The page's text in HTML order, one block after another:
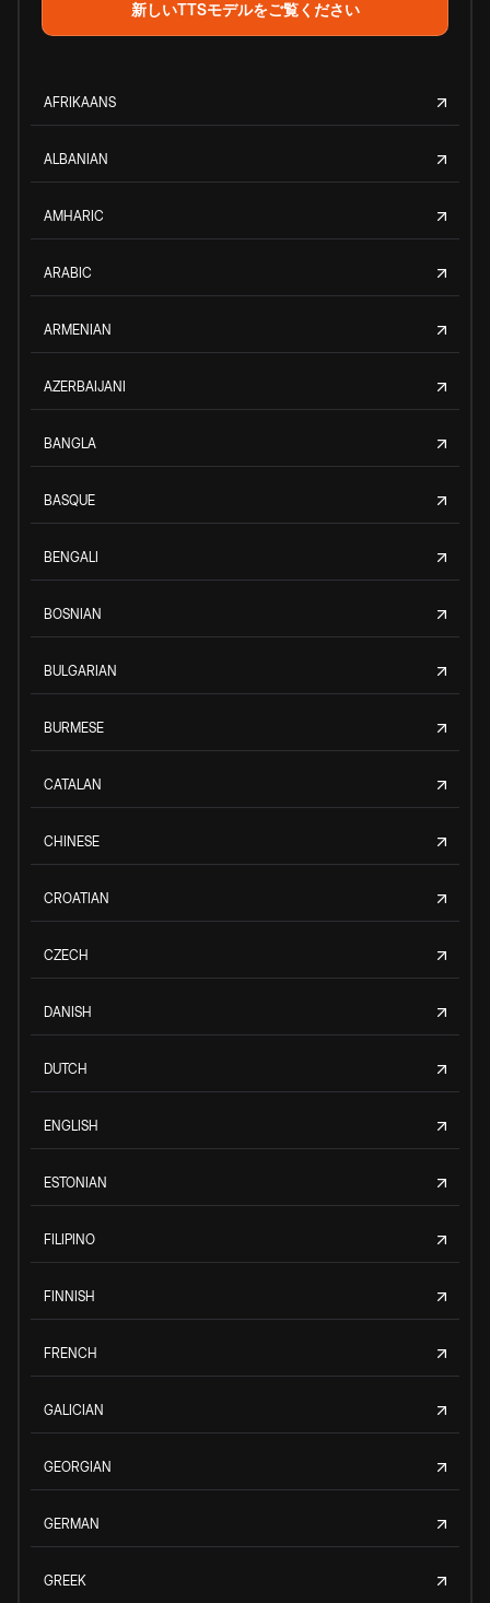
新しいTTSモデルをご覧ください
AFRIKAANS
ALBANIAN
AMHARIC
ARABIC
ARMENIAN
AZERBAIJANI
BANGLA
BASQUE
BENGALI
BOSNIAN
BULGARIAN
BURMESE
CATALAN
CHINESE
CROATIAN
CZECH
DANISH
DUTCH
ENGLISH
ESTONIAN
FILIPINO
FINNISH
FRENCH
GALICIAN
GEORGIAN
GERMAN
GREEK